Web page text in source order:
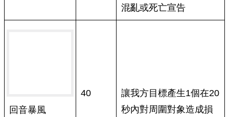
混亂或死亡宣告
回音暴風
40
讓我方目標產生1個在20
秒內對周圍對象造成損